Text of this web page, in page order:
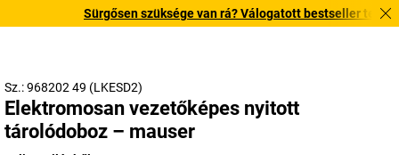
Sürgősen szüksége van rá? Válogatott bestseller
Sz.: 968202 49 (LKESD2)
Elektromosan vezetőképes nyitott
tárolódoboz – mauser